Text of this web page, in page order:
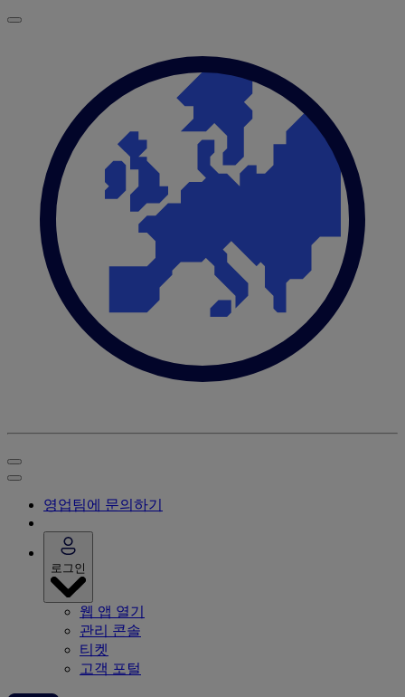
영업팀에 문의하기
로그인
웹 앱 열기
관리 콘솔
티켓
고객 포털